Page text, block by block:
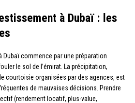
à Dubaï : les
Dubaï commence par une préparation
le sol de l’émirat. La précipitation,
courtoisie organisées par des agences, est
de mauvaises décisions. Prendre
(rendement locatif, plus-value,